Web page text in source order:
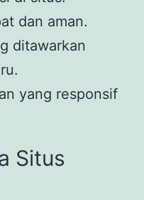
dan aman.
ditawarkan
yang responsif
Situs